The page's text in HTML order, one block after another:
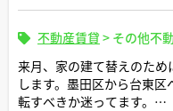
不動産賃貸 > その他不
来月、家の建て替えのた
します。墨田区から台東
転すべきか迷ってます。